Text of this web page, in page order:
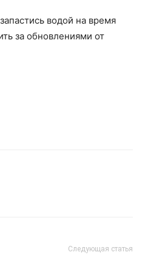
водой на время
за обновлениями от
Следующая статья